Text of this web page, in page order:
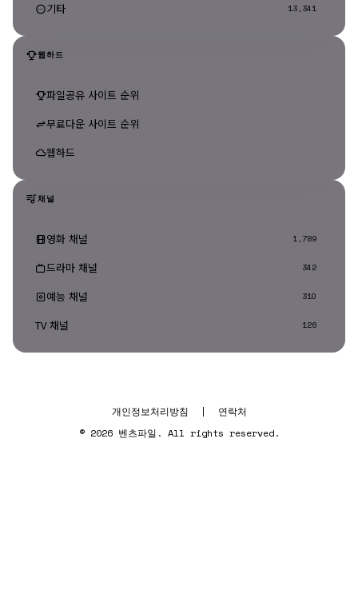
기타 13,341
웹하드
파일공유 사이트 순위
무료다운 사이트 순위
웹하드
채널
영화 채널 1,789
드라마 채널 342
예능 채널 310
TV 채널 126
개인정보처리방침 |
연락처
© 2026 벤츠파일. All rights reserved.